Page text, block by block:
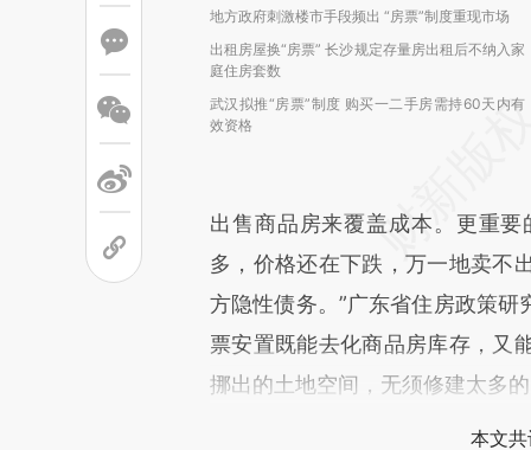
地方政府刺激楼市手段频出 “房票”制度重现市场
出租房屋换“房票” 长沙规定存量房出租后不纳入家
庭住房套数
武汉拟推“房票”制度 购买一二手房需持60天内有
效资格
出售商品房来覆盖成本。更重
多，价格还在下跌，万一地卖不
方隐性债务。”广东省住房政策
票安置既能去化商品房库存，又
挪出的土地空间，无须修建太多
本文共